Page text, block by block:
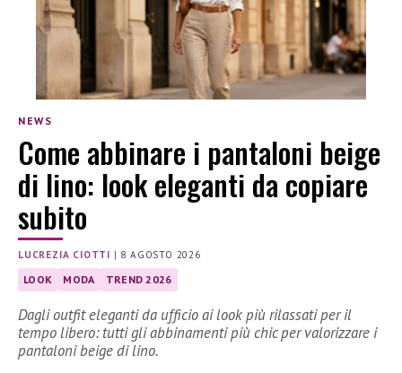
NEWS
Come abbinare i pantaloni beige
di lino: look eleganti da copiare
subito
LUCREZIA CIOTTI | 8 AGOSTO 2026
LOOK MODA TREND 2026
Dagli outfit eleganti da ufficio ai look più rilassati per il
tempo libero: tutti gli abbinamenti più chic per valorizzare i
pantaloni beige di lino.